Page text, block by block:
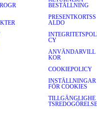
BESTÄLLNING
PRESENTKORTSS
ALDO
CY
ANVÄNDARVILL
KOR
COOKIEPOLICY
INSTÄLLNINGAR
FÖR COOKIES
TILLGÄNGLIGHE
TSREDOGÖRELSE